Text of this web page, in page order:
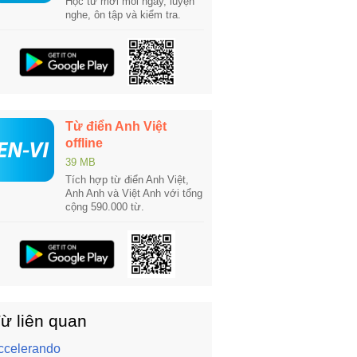
nghe, ôn tập và kiểm tra.
Từ điển Anh Việt
offline
39 MB
Tích hợp từ điển Anh Việt,
Anh Anh và Việt Anh với tổng
cộng 590.000 từ.
liên quan